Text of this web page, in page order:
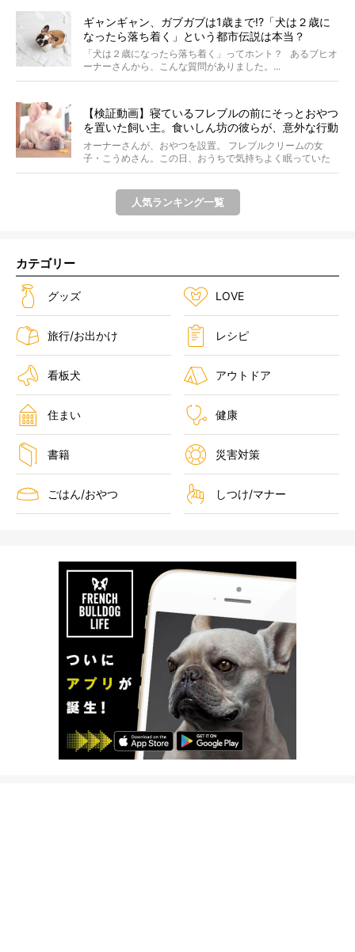
ギャンギャン、ガブガブは1歳まで!?「犬は２歳に
なったら落ち着く」という都市伝説は本当？
「犬は２歳になったら落ち着く」ってホント？ あるブヒオ
ーナーさんから、こんな質問がありました。...
【検証動画】寝ているフレブルの前にそっとおやつ
を置いた飼い主。食いしん坊の彼らが、意外な行動
に出た！
オーナーさんが、おやつを設置。 フレブルクリームの女
子・こうめさん。この日、おうちで気持ちよく眠っていた
ところ...
人気ランキング一覧
カテゴリー
グッズ LOVE
旅行/お出かけ レシピ
看板犬 アウトドア
住まい 健康
書籍 災害対策
ごはん/おやつ しつけ/マナー